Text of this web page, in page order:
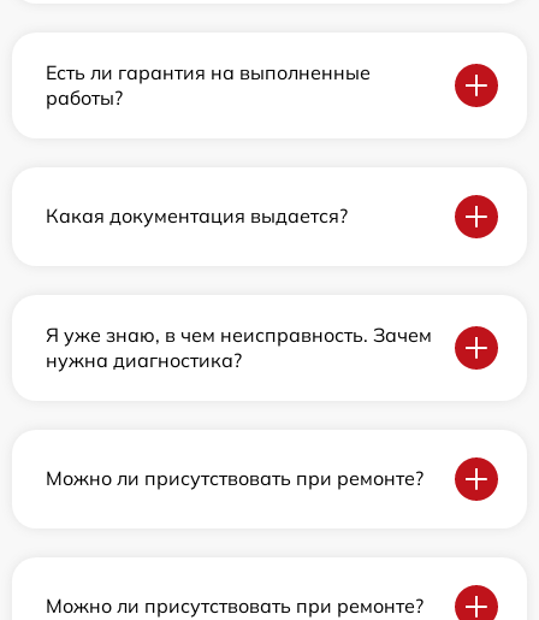
Есть ли гарантия на выполненные
работы?
Какая документация выдается?
Я уже знаю, в чем неисправность. Зачем
нужна диагностика?
Можно ли присутствовать при ремонте?
Можно ли присутствовать при ремонте?